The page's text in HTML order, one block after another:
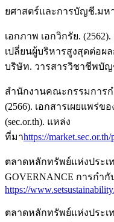
ยศาสตร์และการบัญชี.มห
เอกภาพ เอกวิกรัย.
เปลี่ยนผู้บริหารสูงสุดต่อผ
บริษัท. วารสารวิชาชีพบัญชี
สำนักงานคณะกรรมการ
(2566). เอกสารเผยแพร่
(sec.or.th). แหล่ง
ที่มาhttps://
ตลาดหลักทรัพย์แห่งประเท
GOVERNANCE การกำ
https://
ตลาดหลักทรัพย์แห่งประเ